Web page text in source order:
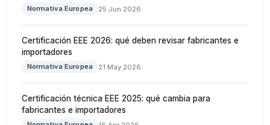
Normativa Europea 25 Jun 2026
Certificación EEE 2026: qué deben revisar fabricantes e
importadores
Normativa Europea 21 May 2026
Certificación técnica EEE 2025: qué cambia para
fabricantes e importadores